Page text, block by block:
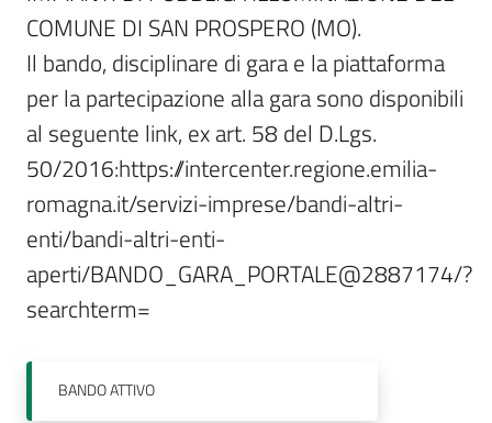
COMUNE DI SAN PROSPERO (MO).
Il bando, disciplinare di gara e la piattaforma
per la partecipazione alla gara sono disponibili
al seguente link, ex art. 58 del D.Lgs.
50/2016:https://intercenter.regione.emilia-
romagna.it/servizi-imprese/bandi-altri-
enti/bandi-altri-enti-
aperti/BANDO_GARA_PORTALE@2887174/?
searchterm=
BANDOATTIVO